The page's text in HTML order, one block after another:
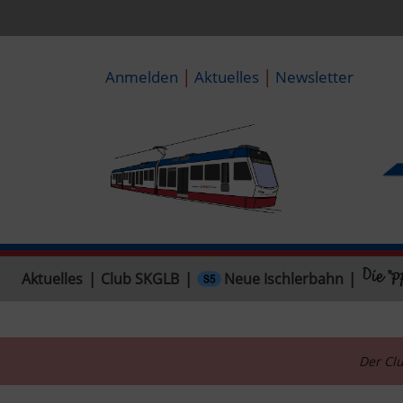
Anmelden | Aktuelles | Newsletter
Aktuelles Club SKGLB Neue Ischlerbahn
Der